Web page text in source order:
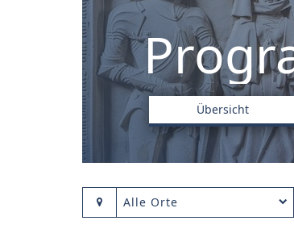
Übersicht
Alle Orte